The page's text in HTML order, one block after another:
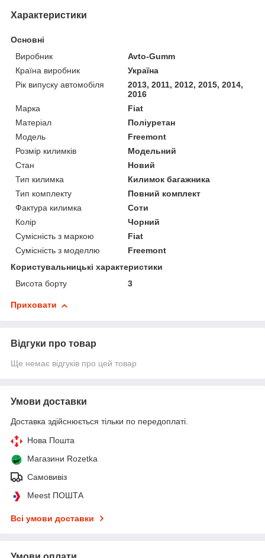
Характеристики
Основні
Виробник
Avto-Gumm
Країна виробник
Україна
Рік випуску автомобіля
2013, 2011, 2012, 2015, 2014,
2016
Марка
Fiat
Матеріал
Поліуретан
Модель
Freemont
Розмір килимків
Модельний
Стан
Новий
Тип килимка
Килимок багажника
Тип комплекту
Повний комплект
Фактура килимка
Соти
Колір
Чорний
Сумісність з маркою
Fiat
Сумісність з моделлю
Freemont
Користувальницькі характеристики
Висота борту
3
Приховати
Відгуки про товар
Ще немає відгуків про цей товар
Умови доставки
Доставка здійснюється тільки по передоплаті.
Нова Пошта
Магазини Rozetka
Самовивіз
Meest ПОШТА
Всі умови доставки